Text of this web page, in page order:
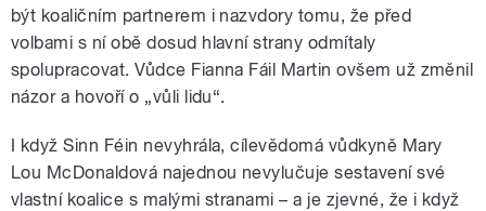
být koaličním partnerem i nazvdory tomu, že před
volbami s ní obě dosud hlavní strany odmítaly
spolupracovat. Vůdce Fianna Fáil Martin ovšem už změnil
názor a hovoří o „vůli lidu“.
I když Sinn Féin nevyhrála, cílevědomá vůdkyně Mary
Lou McDonaldová najednou nevylučuje sestavení své
vlastní koalice s malými stranami – a je zjevné, že i když